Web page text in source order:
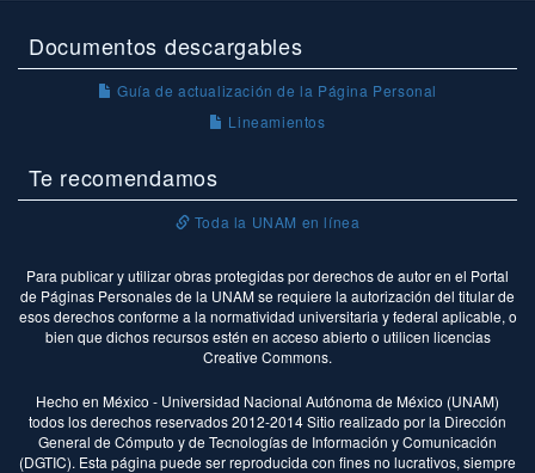
Documentos descargables
Guía de actualización de la Página Personal
Lineamientos
Te recomendamos
Toda la UNAM en línea
Para publicar y utilizar obras protegidas por derechos de autor en el Portal
de Páginas Personales de la UNAM se requiere la autorización del titular de
esos derechos conforme a la normatividad universitaria y federal aplicable, o
bien que dichos recursos estén en acceso abierto o utilicen licencias
Creative Commons.
Hecho en México - Universidad Nacional Autónoma de México (UNAM)
todos los derechos reservados 2012-2014 Sitio realizado por la Dirección
General de Cómputo y de Tecnologías de Información y Comunicación
(DGTIC). Esta página puede ser reproducida con fines no lucrativos, siempre